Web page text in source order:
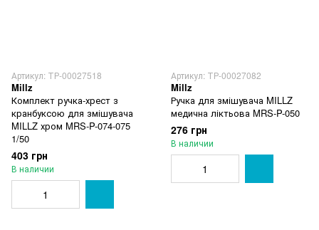
Артикул: ТР-00027518
Millz
Комплект ручка-хрест з
кранбуксою для змішувача
MILLZ хром MRS-P-074-075
1/50
403 грн
В наличии
Артикул: ТР-00027082
Millz
Ручка для змішувача MILLZ
медична ліктьова MRS-P-050
276 грн
В наличии